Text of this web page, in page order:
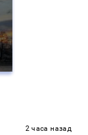
2 часа назад